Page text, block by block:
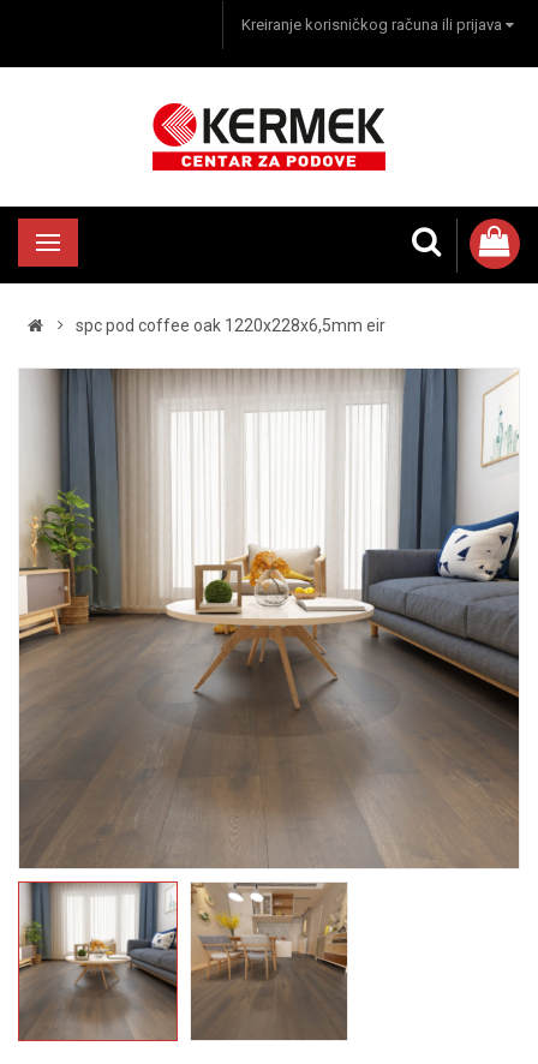
Kreiranje korisničkog računa ili prijava
spc pod coffee oak 1220x228x6,5mm eir